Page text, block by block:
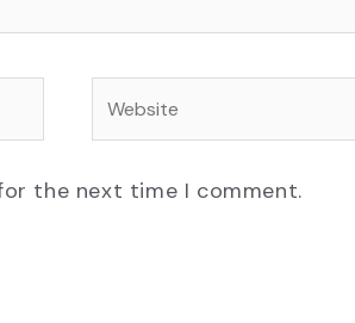
the next time I comment.